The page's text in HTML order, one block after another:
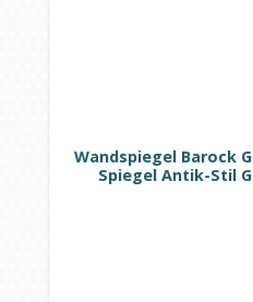
Wandspiegel Barock
Spiegel Antik-Stil